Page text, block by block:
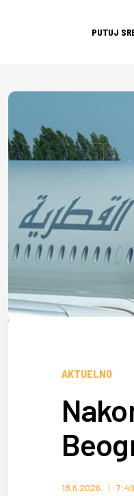
PUTUJ
AKTUELNO
18.6.2026. 7:49